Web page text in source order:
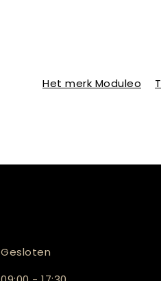
Het merk Moduleo
Gesloten